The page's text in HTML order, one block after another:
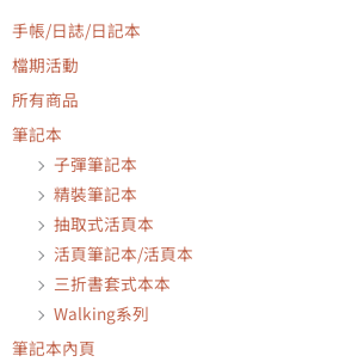
手帳/日誌/日記本
檔期活動
所有商品
筆記本
子彈筆記本
精裝筆記本
抽取式活頁本
活頁筆記本/活頁本
三折書套式本本
Walking系列
筆記本內頁